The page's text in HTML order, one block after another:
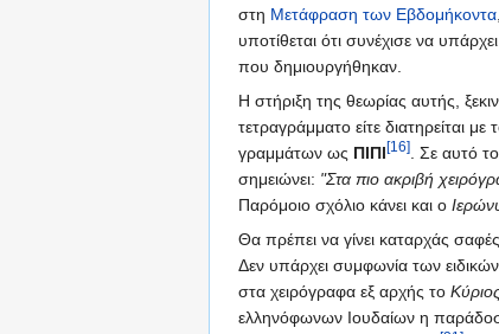
στη Μετάφραση των Εβδομήκοντα
υποτίθεται ότι συνέχισε να
που δημιουργήθηκαν.
Η στήριξη της θεωρίας αυτής,
τετραγράμματο είτε διατηρείται
γραμμάτων ως ΠΙΠΙ[16] . Σε αυτό
σημειώνει: "Στα πιο ακριβή
Παρόμοιο σχόλιο κάνει και ο
Θα πρέπει να γίνει καταρχάς
Δεν υπάρχει συμφωνία των
στα χειρόγραφα εξ αρχής το
ελληνόφωνων Ιουδαίων η